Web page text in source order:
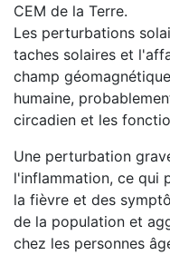
CEM de la Terre.
Les perturbations
taches solaires et
champ
humaine,
circadien et les
Une perturbation
l'inflammation, ce qui
la fièvre et des
de la population et
chez les personnes